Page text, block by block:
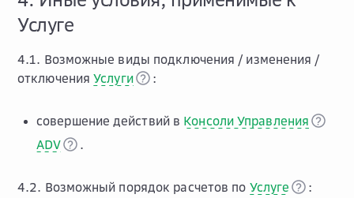
Услуге
4.1. Возможные виды подключения / изменения /
отключенияУслуги :
совершение действий в Консоли Управления
ADV
.
4.2. Возможный порядок расчетов по Услуге :